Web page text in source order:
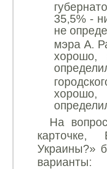
35,5% -
не
мэра А.
хорошо,
На
Украины?»
варианты: